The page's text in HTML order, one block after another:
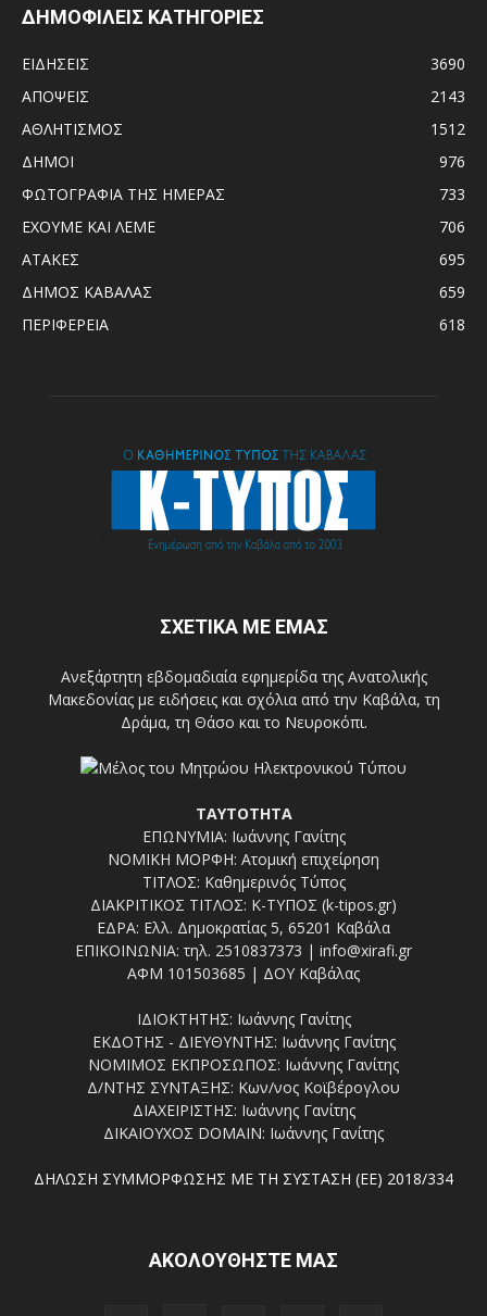
ΔΗΜΟΦΙΛΕΙΣ ΚΑΤΗΓΟΡΙΕΣ
ΕΙΔΗΣΕΙΣ
3690
ΑΠΟΨΕΙΣ
2143
ΑΘΛΗΤΙΣΜΟΣ
1512
ΔΗΜΟΙ
976
ΦΩΤΟΓΡΑΦΙΑ ΤΗΣ ΗΜΕΡΑΣ
733
ΕΧΟΥΜΕ ΚΑΙ ΛΕΜΕ
706
ΑΤΑΚΕΣ
695
ΔΗΜΟΣ ΚΑΒΑΛΑΣ
659
ΠΕΡΙΦΕΡΕΙΑ
618
ΣΧΕΤΙΚΑ ΜΕ ΕΜΑΣ
Ανεξάρτητη εβδομαδιαία εφημερίδα της Ανατολικής
Μακεδονίας με ειδήσεις και σχόλια από την Καβάλα, τη
Δράμα, τη Θάσο και το Νευροκόπι.
ΤΑΥΤΟΤΗΤΑ
ΕΠΩΝΥΜΙΑ: Ιωάννης Γανίτης
ΝΟΜΙΚΗ ΜΟΡΦΗ: Ατομική επιχείρηση
ΤΙΤΛΟΣ: Καθημερινός Τύπος
ΔΙΑΚΡΙΤΙΚΟΣ ΤΙΤΛΟΣ: Κ-ΤΥΠΟΣ (k-tipos.gr)
ΕΔΡΑ: Ελλ. Δημοκρατίας 5, 65201 Καβάλα
ΕΠΙΚΟΙΝΩΝΙΑ: τηλ. 2510837373 | info@xirafi.gr
ΑΦΜ 101503685 | ΔΟΥ Καβάλας
ΙΔΙΟΚΤΗΤΗΣ: Ιωάννης Γανίτης
ΕΚΔΟΤΗΣ - ΔΙΕΥΘΥΝΤΗΣ: Ιωάννης Γανίτης
ΝΟΜΙΜΟΣ ΕΚΠΡΟΣΩΠΟΣ: Ιωάννης Γανίτης
Δ/ΝΤΗΣ ΣΥΝΤΑΞΗΣ: Κων/νος Κοϊβέρογλου
ΔΙΑΧΕΙΡΙΣΤΗΣ: Ιωάννης Γανίτης
ΔΙΚΑΙΟΥΧΟΣ DOMAIN: Ιωάννης Γανίτης
ΔΗΛΩΣΗ ΣΥΜΜΟΡΦΩΣΗΣ ΜΕ ΤΗ ΣΥΣΤΑΣΗ (ΕΕ) 2018/334
ΑΚΟΛΟΥΘΗΣΤΕ ΜΑΣ